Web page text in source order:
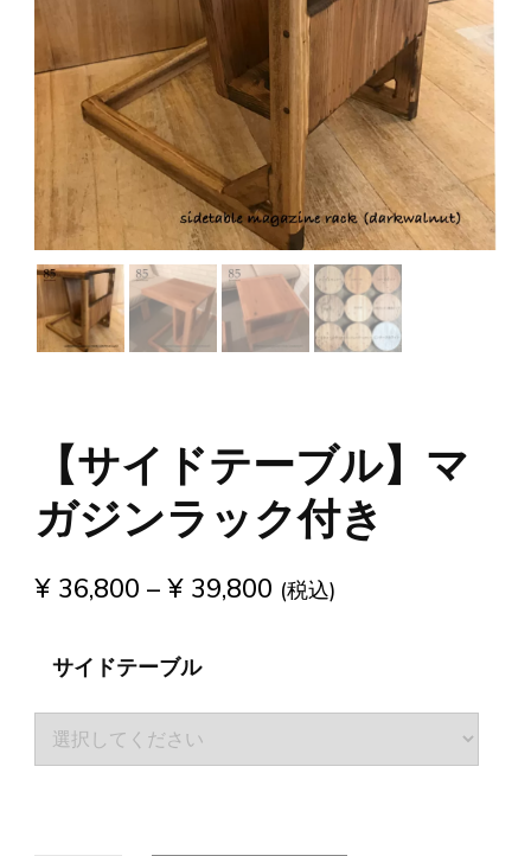
【サイドテーブル】マ
ガジンラック付き
¥ 36,800 – ¥ 39,800 (税込)
サイドテーブル